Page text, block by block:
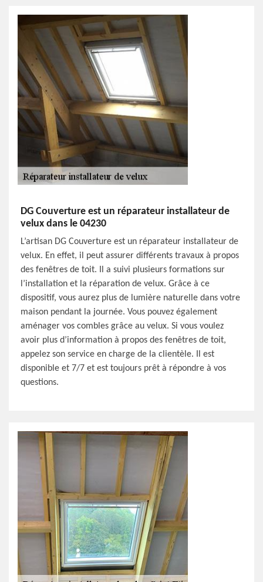
DG Couverture est un réparateur installateur de
velux dans le 04230
L’artisan DG Couverture est un réparateur installateur de
velux. En effet, il peut assurer différents travaux à propos
des fenêtres de toit. Il a suivi plusieurs formations sur
l’installation et la réparation de velux. Grâce à ce
dispositif, vous aurez plus de lumière naturelle dans votre
maison pendant la journée. Vous pouvez également
aménager vos combles grâce au velux. Si vous voulez
avoir plus d’information à propos des fenêtres de toit,
appelez son service en charge de la clientèle. Il est
disponible et 7/7 et est toujours prêt à répondre à vos
questions.